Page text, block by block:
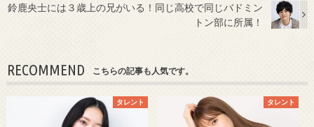
鈴鹿央士には３歳上の兄がいる！同じ高校で同じバドミン
トン部に所属！
RECOMMEND こちらの記事も人気です。
タレント タレント